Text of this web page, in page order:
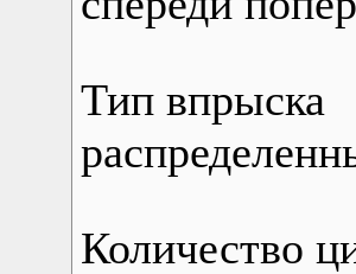
Тип впрыска
Количество